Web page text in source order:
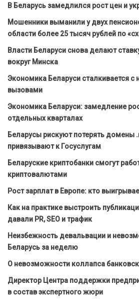
В Беларусь замедлился рост цен и
Мошенники выманили у двух
области более 25 тысяч рублей по
Власти Беларуси снова делают
вокруг Минска
Экономика Беларуси сталкивается
вызовами
Экономика Беларуси: замедление
отдельных кварталах
Беларусы рискуют потерять домены
привязывают к Госуслугам
Беларуские криптобанки смогут
криптовалютами
Рост зарплат в Европе: кто
Как на практике выстроить
давали PR, SEO и трафик
Неизбежность девальвации и
Беларусь за неделю
О невозможности коллапса
Директор Центра поддержки
в состав экспертного жюри